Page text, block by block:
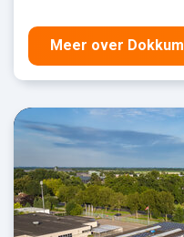
Meer over Dokkum